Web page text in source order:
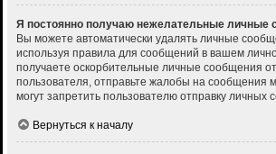
Я постоянно получаю нежелательные личные
Вы можете автоматически удалять личные
используя правила для сообщений в вашем
получаете оскорбительные личные сообщения от
пользователя, отправьте жалобы на сообщения
могут запретить пользователю отправку личных
Вернуться к началу